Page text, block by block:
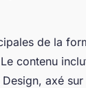
de la
contenu
axé